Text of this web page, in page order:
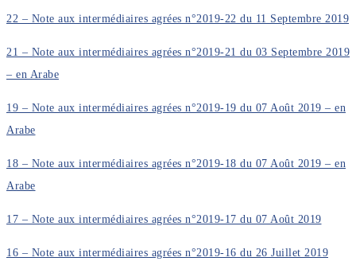
22 – Note aux intermédiaires agrées n°2019-22 du 11 Septembre 2019
21 – Note aux intermédiaires agrées n°2019-21 du 03 Septembre 2019
– en Arabe
19 – Note aux intermédiaires agrées n°2019-19 du 07 Août 2019 – en
Arabe
18 – Note aux intermédiaires agrées n°2019-18 du 07 Août 2019 – en
Arabe
17 – Note aux intermédiaires agrées n°2019-17 du 07 Août 2019
16 – Note aux intermédiaires agrées n°2019-16 du 26 Juillet 2019